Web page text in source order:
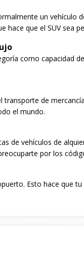
un vehículo
hace que el SUV sea
como capacidad
de
el mundo.
de vehículos de
por los
Esto hace que